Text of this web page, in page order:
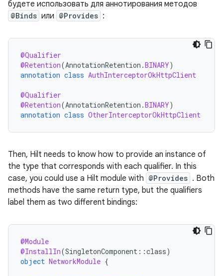
будете использовать для аннотирования методов
@Binds или @Provides :
@Qualifier
@Retention(AnnotationRetention .BINARY)
annotation class AuthInterceptorOkHttpClient
@Qualifier
@Retention(AnnotationRetention .BINARY)
annotation class OtherInterceptorOkHttpClient
Then, Hilt needs to know how to provide an instance of
the type that corresponds with each qualifier. In this
case, you could use a Hilt module with @Provides . Both
methods have the same return type, but the qualifiers
label them as two different bindings:
@Module
@InstallIn(SingletonComponent ::class)
object NetworkModule {